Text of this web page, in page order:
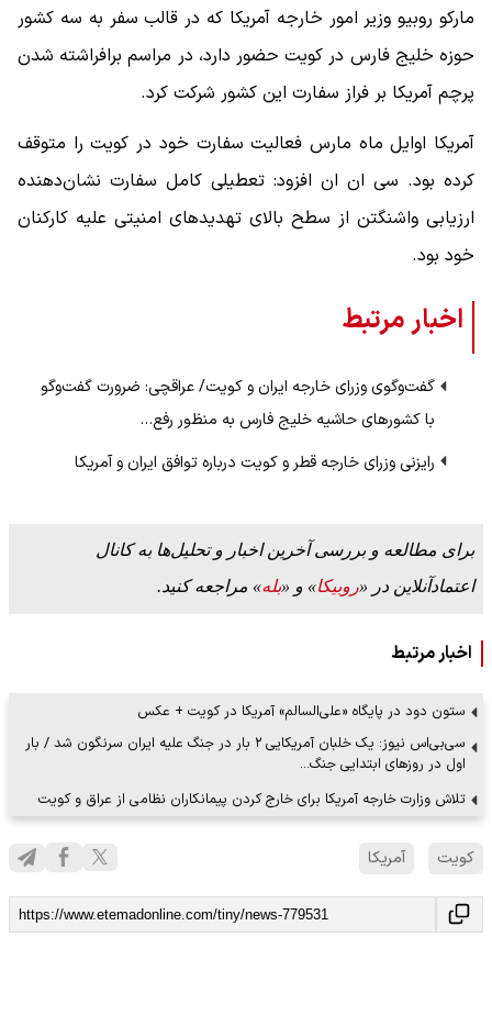
مارکو روبیو وزیر امور خارجه آمریکا که در قالب سفر به سه کشور
حوزه خلیج فارس در کویت حضور دارد، در مراسم برافراشته شدن
پرچم آمریکا بر فراز سفارت این کشور شرکت کرد.
آمریکا اوایل ماه مارس فعالیت سفارت خود در کویت را متوقف
کرده بود. سی ان ان افزود: تعطیلی کامل سفارت نشان‌دهنده
ارزیابی واشنگتن از سطح بالای تهدیدهای امنیتی علیه کارکنان
خود بود.
اخبار مرتبط
گفت‌وگوی وزرای خارجه ایران و کویت/ عراقچی: ضرورت گفت‌وگو
با کشورهای حاشیه خلیج فارس به منظور رفع…
رایزنی وزرای خارجه قطر و کویت درباره توافق ایران و آمریکا
برای مطالعه و بررسی آخرین اخبار و تحلیل‌ها به کانال
اعتمادآنلاین در «روبیکا» و «بله» مراجعه کنید.
اخبار مرتبط
ستون دود در پایگاه «علی‌السالم» آمریکا در کویت + عکس
سی‌بی‌اس نیوز: یک خلبان آمریکایی ۲ بار در جنگ علیه ایران سرنگون شد / بار
اول در روزهای ابتدایی جنگ…
تلاش وزارت خارجه آمریکا برای خارج کردن پیمانکاران نظامی از عراق و کویت
کویت آمریکا